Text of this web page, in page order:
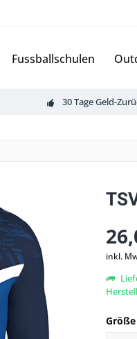
Fussballschulen
30 Tage Geld-
inkl.